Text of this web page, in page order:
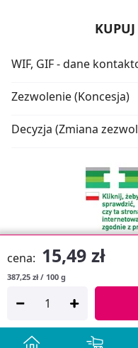
cena: 15,49 zł
387,25 zł / 100 g
WIF, GIF - dane
Zezwolenie (Koncesja)
Decyzja (Zmiana
Copyright © 2026